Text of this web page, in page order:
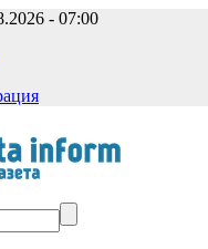
- 07:00